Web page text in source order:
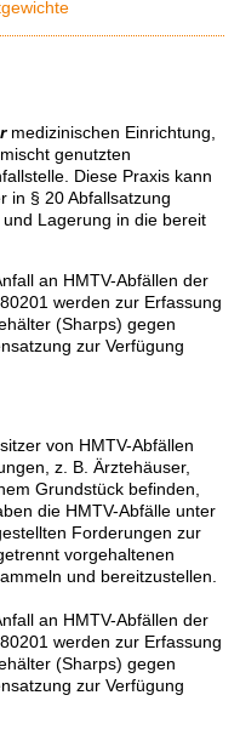
medizinischen Einrichtung,
genutzten
Diese Praxis kann
in § 20 Abfallsatzung
Lagerung in die bereit
an HMTV-Abfällen der
werden zur Erfassung
(Sharps) gegen
zur Verfügung
von HMTV-Abfällen
z. B. Ärztehäuser,
Grundstück befinden,
die HMTV-Abfälle unter
Forderungen zur
vorgehaltenen
und bereitzustellen.
an HMTV-Abfällen der
werden zur Erfassung
(Sharps) gegen
zur Verfügung